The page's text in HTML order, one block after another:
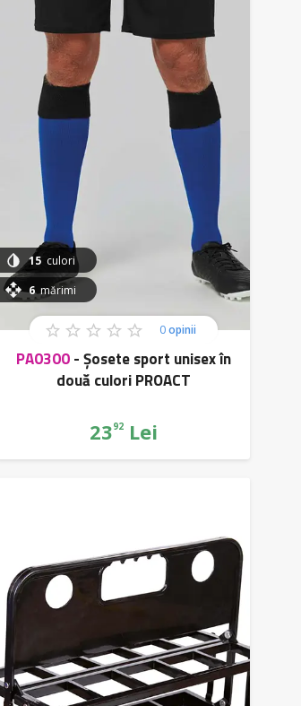
0opinii
6mărimi
15 culori
PA0300-Șosete sport unisex în
două culori PROACT
2392Lei